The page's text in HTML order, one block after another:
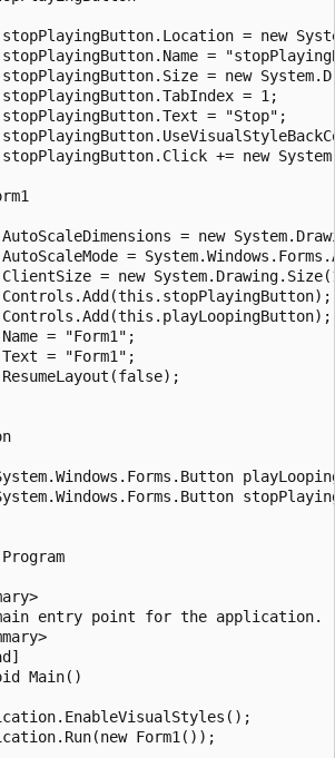
= new
=
= new
= 1;
= "Stop";
+= new
= new
=
= new
= "Form1";
= "Form1";
entry point for the application.
Main()
Form1());